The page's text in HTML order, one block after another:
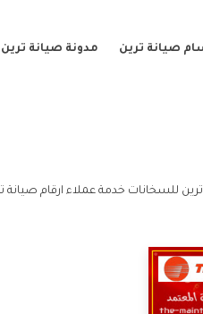
صيانة ترين مدونة صيانة ترين
للسخانات خدمة عملاء ارقام